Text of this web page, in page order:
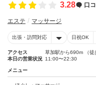
3.28 口
エステ マッサージ
出張・訪問対応 日祝OK
アクセス
草加駅から690m （徒
本日の営業状況 11:00〜22:30
メニュー